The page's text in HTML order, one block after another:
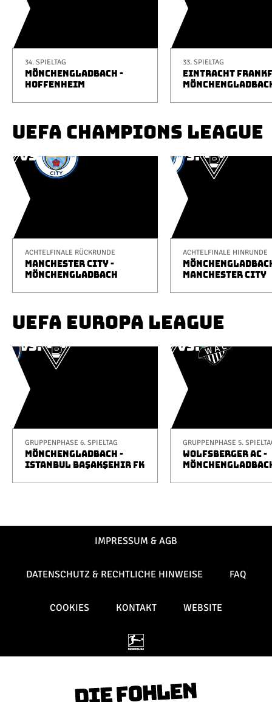
34. SPIELTAG
MÖNCHENGLADBACH -
HOFFENHEIM
33. SPIELTAG
EINTRACHT
UEFA CHAMPIONS LEAGUE
ACHTELFINALE RÜCKRUNDE
MANCHESTER CITY -
MÖNCHENGLADBACH
ACHTELFINALE HINRUNDE
MANCHESTER CITY
UEFA EUROPA LEAGUE
GRUPPENPHASE 6. SPIELTAG
MÖNCHENGLADBACH -
ISTANBUL BAŞAKŞEHIR FK
GRUPPENPHASE 5.
WOLFSBERGER AC -
IMPRESSUM & AGB
DATENSCHUTZ & RECHTLICHE HINWEISE FAQ
COOKIES KONTAKT WEBSITE